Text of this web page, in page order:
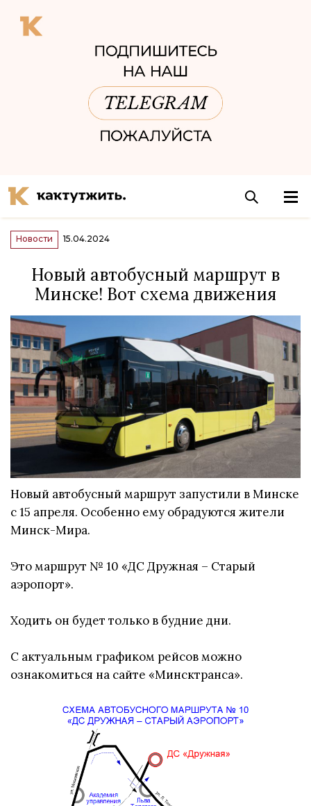
Новости 15.04.2024
Новый автобусный маршрут в
Минске! Вот схема движения
Новый автобусный маршрут запустили в Минске
с 15 апреля. Особенно ему обрадуются жители
Минск-Мира.
Это маршрут № 10 «ДС Дружная – Старый
аэропорт».
Ходить он будет только в будние дни.
С актуальным графиком рейсов можно
ознакомиться на сайте «Минсктранса».